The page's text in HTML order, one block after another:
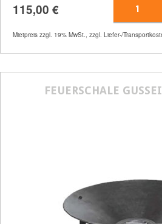
Artikelnummer
31252
Größenangabe:
(H |
cm
115,00 €
Mietpreis zzgl. 19% MwSt., zzgl. Liefer-/
FEUERSCHALE